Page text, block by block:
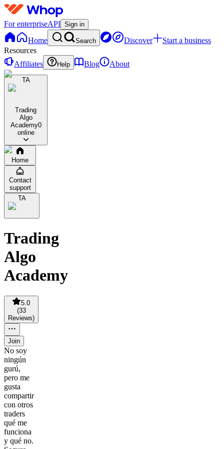
For enterpriseAPI Sign in
Home Search Discover
Start a business
Resources
Affiliates
Help Blog About
TA
Trading
Algo
Academy0
online
Home
Contact
support
TA
Trading
Algo
Academy
5.0
(33
Reviews)
Join
No soy
ningún
gurú,
pero me
gusta
compartir
con otros
traders
qué me
funciona
y qué no.